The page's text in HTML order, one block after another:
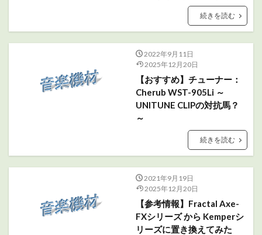
続きを読む
2022年9月11日
2025年12月20日
【おすすめ】チューナー：
Cherub WST-905Li ～
UNITUNE CLIPの対抗馬？
～
続きを読む
2021年9月19日
2025年12月20日
【参考情報】Fractal Axe-
FXシリーズ から Kemperシ
リーズに置き換えてみた